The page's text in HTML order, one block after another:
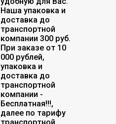
Наша упаковка и
доставка до
транспортной
компании 300 руб.
При заказе от 10
000 рублей,
упаковка и
доставка до
транспортной
компании -
Бесплатная!!!,
далее по тарифу